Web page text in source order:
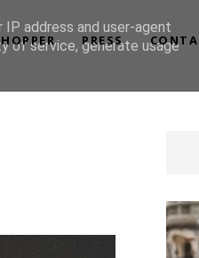
PRESS
address and user-agent
of service, generate usage